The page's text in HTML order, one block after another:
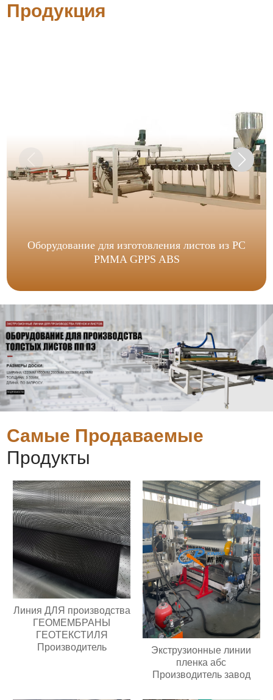
Продукция
Оборудование для изготовления листов из PC
PMMA GPPS ABS
Самые Продаваемые
Продукты
Линия ДЛЯ производства
ГЕОМЕМБРАНЫ
ГЕОТЕКСТИЛЯ
Производитель
Экструзионные линии
пленка абс
Производитель завод